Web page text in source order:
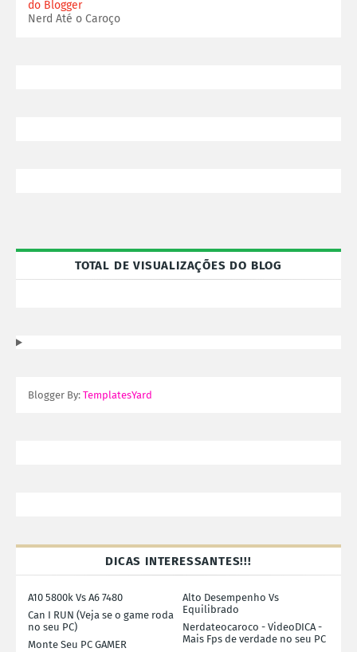
do Blogger
Nerd Até o Caroço
TOTAL DE VISUALIZAÇÕES DO BLOG
Blogger By: TemplatesYard
DICAS INTERESSANTES!!!
A10 5800k Vs A6 7480
Alto Desempenho Vs
Equilibrado
Can I RUN (Veja se o game roda
no seu PC)
Nerdateocaroco - VideoDICA -
Mais Fps de verdade no seu PC
Monte Seu PC GAMER